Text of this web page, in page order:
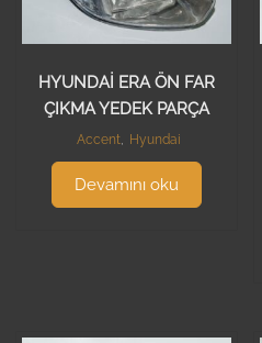
HYUNDAİ ERA ÖN FAR
ÇIKMA YEDEK PARÇA
Accent, Hyundai
Devamını oku